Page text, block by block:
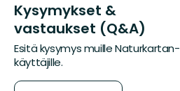
Kysymykset &
vastaukset (Q&A)
Esitä kysymys muille Naturkartan-
käyttäjille.